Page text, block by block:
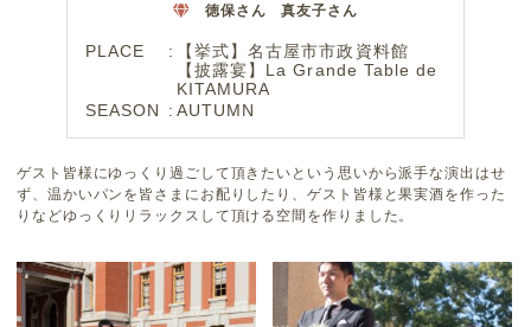
徳保さん 真友子さん
PLACE
【挙式】名古屋市市政資料館
【披露宴】La Grande Table de
KITAMURA
SEASON
AUTUMN
ゲスト皆様にゆっくり過ごして頂きたいという思いから派手な演出はせ
ず、温かいパンを皆さまにお配りしたり、ゲスト皆様と果実酒を作った
りなどゆっくりリラックスして頂ける空間を作りました。